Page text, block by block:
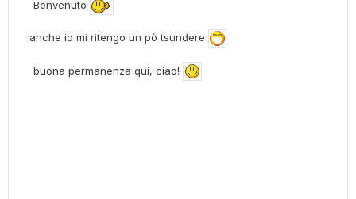
Benvenuto
anche io mi ritengo un pò tsundere
buona permanenza qui, ciao!